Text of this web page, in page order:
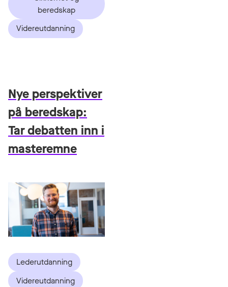
beredskap
Videreutdanning
Nye perspektiver
på beredskap:
Tar debatten inn i
masteremne
Lederutdanning
Videreutdanning